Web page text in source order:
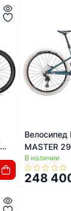
Велосипед
MASTER
синий
В наличии
248